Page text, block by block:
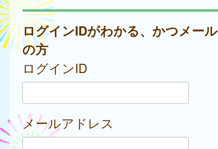
ログインIDがわかる、かつメー
の方
ログインID
メールアドレス